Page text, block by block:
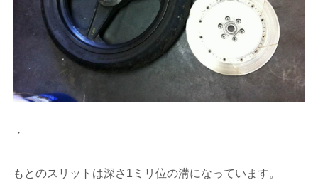
・
もとのスリットは深さ1ミリ位の溝になっています。